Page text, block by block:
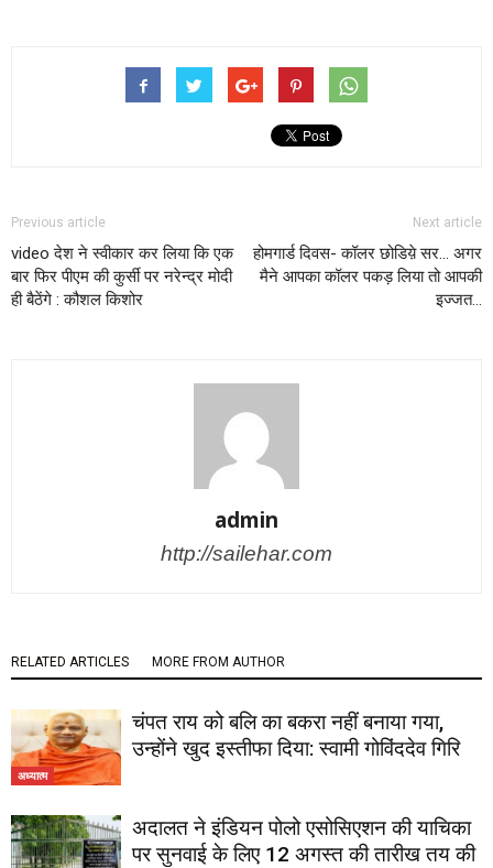
Previous article
video देश ने स्वीकार कर लिया कि एक
बार फिर पीएम की कुर्सी पर नरेन्द्र मोदी
ही बैठेंगे : कौशल किशोर
Next article
होमगार्ड दिवस- कॉलर छोडिय़े सर… अगर
मैने आपका कॉलर पकड़ लिया तो आपकी
इज्जत…
admin
http://sailehar.com
RELATED ARTICLES MORE FROM AUTHOR
अध्यात्म
चंपत राय को बलि का बकरा नहीं बनाया गया,
उन्होंने खुद इस्तीफा दिया: स्वामी गोविंददेव गिरि
अदालत ने इंडियन पोलो एसोसिएशन की याचिका
पर सुनवाई के लिए 12 अगस्त की तारीख तय की